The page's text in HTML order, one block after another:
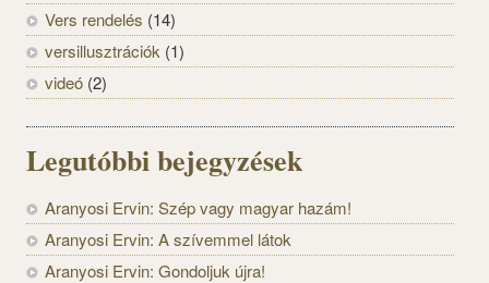
Vers rendelés (14)
versillusztrációk (1)
videó (2)
Legutóbbi bejegyzések
Aranyosi Ervin: Szép vagy magyar hazám!
Aranyosi Ervin: A szívemmel látok
Aranyosi Ervin: Gondoljuk újra!